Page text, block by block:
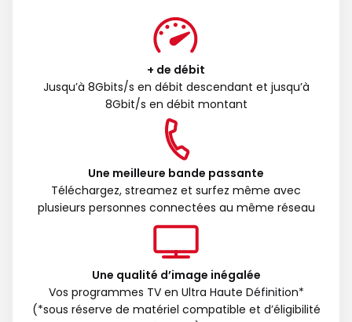
+ de débit
Jusqu’à 8Gbits/s en débit descendant et jusqu’à
8Gbit/s en débit montant
Une meilleure bande passante
Téléchargez, streamez et surfez même avec
plusieurs personnes connectées au même réseau
Une qualité d’image inégalée
Vos programmes TV en Ultra Haute Définition*
(*sous réserve de matériel compatible et d’éligibilité